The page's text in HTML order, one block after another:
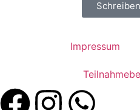
Impressum